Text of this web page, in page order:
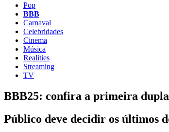
Pop
BBB
Carnaval
Celebridades
Cinema
Música
Realities
Streaming
TV
BBB25: confira a primeira
Público deve decidir os últimos